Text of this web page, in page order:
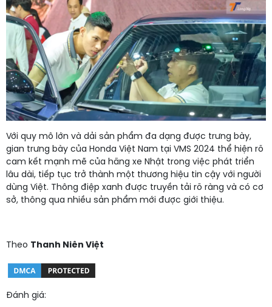
Với quy mô lớn và dải sản phẩm đa dạng được trưng bày,
gian trưng bày của Honda Việt Nam tại VMS 2024 thể hiện rõ
cam kết mạnh mẽ của hãng xe Nhật trong việc phát triển
lâu dài, tiếp tục trở thành một thương hiệu tin cậy với người
dùng Việt. Thông điệp xanh được truyền tải rõ ràng và có cơ
sở, thông qua nhiều sản phẩm mới được giới thiệu.
Theo Thanh Niên Việt
Đánh giá: